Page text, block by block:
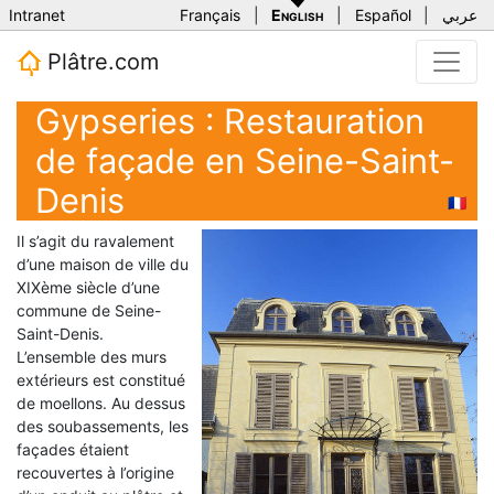
Intranet Français English Español عربي
Plâtre.com
Gypseries : Restauration
de façade en Seine-Saint-
Denis
🇫🇷
Il s’agit du ravalement
d’une maison de ville du
XIXème siècle d’une
commune de Seine-
Saint-Denis.
L’ensemble des murs
extérieurs est constitué
de moellons. Au dessus
des soubassements, les
façades étaient
recouvertes à l’origine